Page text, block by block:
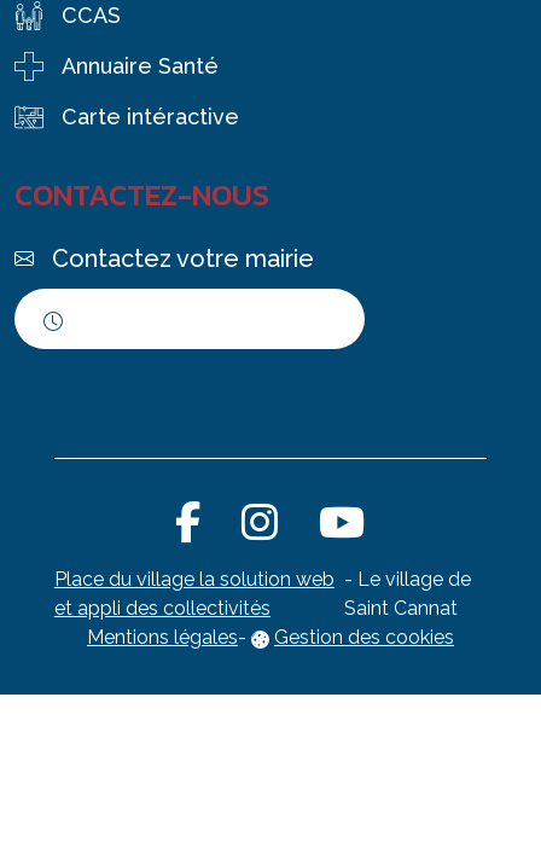
CCAS
Annuaire Santé
Carte intéractive
CONTACTEZ-NOUS
Contactez votre mairie
Place du village la solution web
et appli des collectivités
- Le village de
Saint Cannat
Mentions légales- Gestion des cookies